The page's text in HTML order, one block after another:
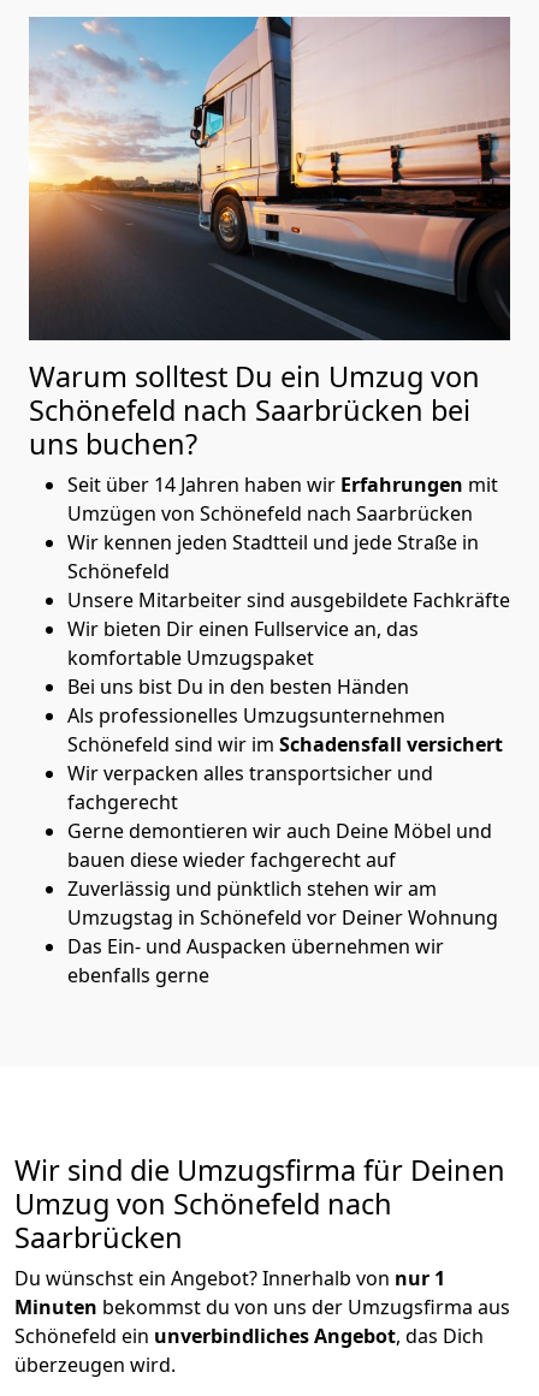
Warum solltest Du ein Umzug von
Schönefeld nach Saarbrücken bei
uns buchen?
Seit über 14 Jahren haben wir Erfahrungen mit
Umzügen von Schönefeld nach Saarbrücken
Wir kennen jeden Stadtteil und jede Straße in
Schönefeld
Unsere Mitarbeiter sind ausgebildete Fachkräfte
Wir bieten Dir einen Fullservice an, das
komfortable Umzugspaket
Bei uns bist Du in den besten Händen
Als professionelles Umzugsunternehmen
Schönefeld sind wir im Schadensfall versichert
Wir verpacken alles transportsicher und
fachgerecht
Gerne demontieren wir auch Deine Möbel und
bauen diese wieder fachgerecht auf
Zuverlässig und pünktlich stehen wir am
Umzugstag in Schönefeld vor Deiner Wohnung
Das Ein- und Auspacken übernehmen wir
ebenfalls gerne
Wir sind die Umzugsfirma für Deinen
Umzug von Schönefeld nach
Saarbrücken
Du wünschst ein Angebot? Innerhalb von nur 1
Minuten bekommst du von uns der Umzugsfirma aus
Schönefeld ein unverbindliches Angebot, das Dich
überzeugen wird.